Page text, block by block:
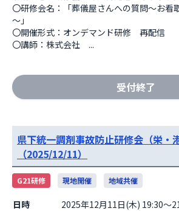
〇研修会名：「葬儀屋さんへの質問～お看
～」
〇開催形式：オンデマンド研修　再配信
〇講師：株式会社　...
受付終了
県下統一調剤事故防止研修会（栄・港
（2025/12/11）
G21研修 現地開催 地域共催
日時 2025年12月11日(木) 19:30～